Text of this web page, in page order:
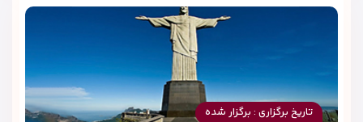
تاریخ برگزاری : برگزار شده